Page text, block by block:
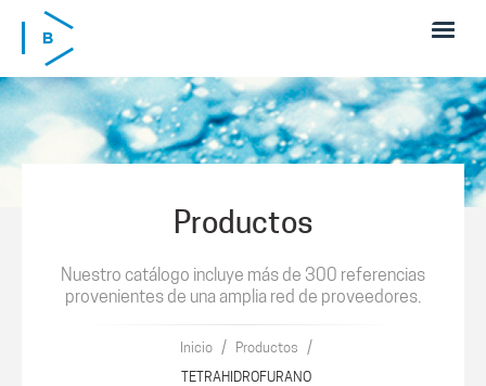
Pasar al contenido principal
Productos
Nuestro catálogo incluye más de 300 referencias
provenientes de una amplia red de proveedores.
Inicio / Productos /
TETRAHIDROFURANO